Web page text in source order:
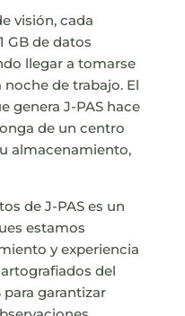
visión, cada
GB de datos
llegar a tomarse
de trabajo. El
genera J-PAS hace
de un centro
almacenamiento,
de J-PAS es un
estamos
y experiencia
del
para garantizar